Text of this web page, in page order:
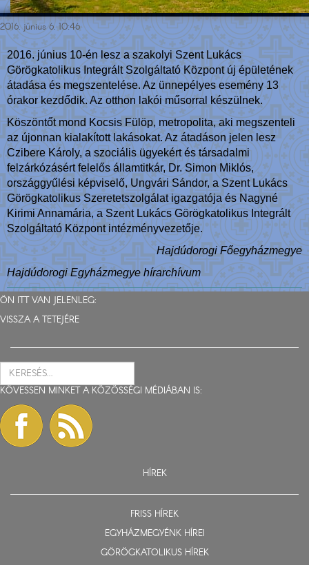
2016. június 6. 10:46
2016. június 10-én lesz a szakolyi Szent Lukács
Görögkatolikus Integrált Szolgáltató Központ új épületének
átadása és megszentelése. Az ünnepélyes esemény 13
órakor kezdődik. Az otthon lakói műsorral készülnek.
Köszöntőt mond Kocsis Fülöp, metropolita, aki megszenteli
az újonnan kialakított lakásokat. Az átadáson jelen lesz
Czibere Károly, a szociális ügyekért és társadalmi
felzárkózásért felelős államtitkár, Dr. Simon Miklós,
országgyűlési képviselő, Ungvári Sándor, a Szent Lukács
Görögkatolikus Szeretetszolgálat igazgatója és Nagyné
Kirimi Annamária, a Szent Lukács Görögkatolikus Integrált
Szolgáltató Központ intézményvezetője.
Hajdúdorogi Főegyházmegye
Hajdúdorogi Egyházmegye hírarchívum
ÖN ITT VAN JELENLEG:
VISSZA A TETEJÉRE
KÖVESSEN MINKET A KÖZÖSSÉGI MÉDIÁBAN IS:
HÍREK
FRISS HÍREK
EGYHÁZMEGYÉNK HÍREI
GÖRÖGKATOLIKUS HÍREK